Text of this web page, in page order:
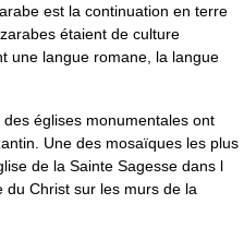
est la continuation en terre
étaient de culture
une langue romane, la langue
églises monumentales ont
Une des mosaïques les plus
de la Sainte Sagesse dans l
du Christ sur les murs de la